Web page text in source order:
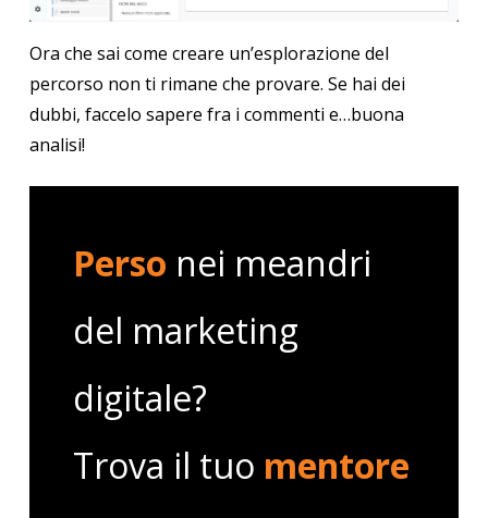
Ora che sai come creare un’esplorazione del
percorso non ti rimane che provare. Se hai dei
dubbi, faccelo sapere fra i commenti e…buona
analisi!
Perso nei meandri
del marketing
digitale?
Trova il tuo mentore